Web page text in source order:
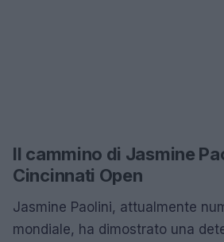
Il cammino di Jasmine
Cincinnati Open
Jasmine Paolini, attualmente
mondiale, ha dimostrato una